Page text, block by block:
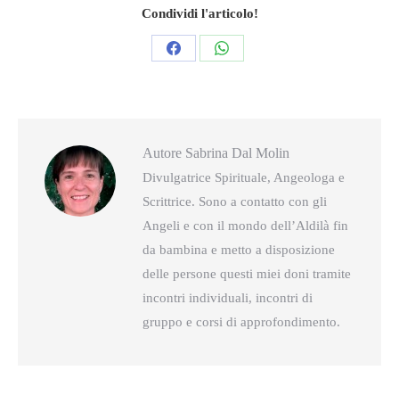
Condividi l'articolo!
CondividiCondividi
Autore Sabrina Dal Molin
Divulgatrice Spirituale, Angeologa e
Scrittrice. Sono a contatto con gli
Angeli e con il mondo dell’Aldilà fin
da bambina e metto a disposizione
delle persone questi miei doni tramite
incontri individuali, incontri di
gruppo e corsi di approfondimento.